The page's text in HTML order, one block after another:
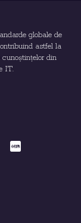
globale de
astfel la
din
IT.